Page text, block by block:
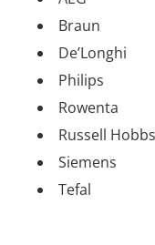
Braun
De’Longhi
Philips
Rowenta
Russell Hobbs
Siemens
Tefal